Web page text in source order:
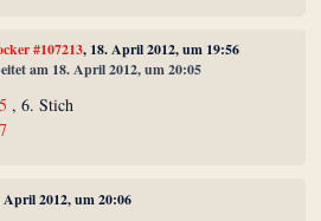
#107213, 18. April 2012, um 19:56
am 18. April 2012, um 20:05
, 6. Stich
April 2012, um 20:06